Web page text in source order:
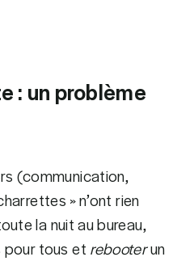
: un problème
(communication,
» n’ont rien
la nuit au bureau,
tous et rebooterun